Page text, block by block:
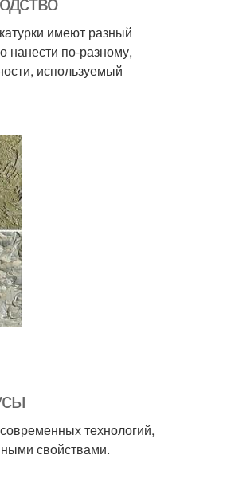
имеют разный
нанести по-разному,
используемый
технологий,
свойствами.